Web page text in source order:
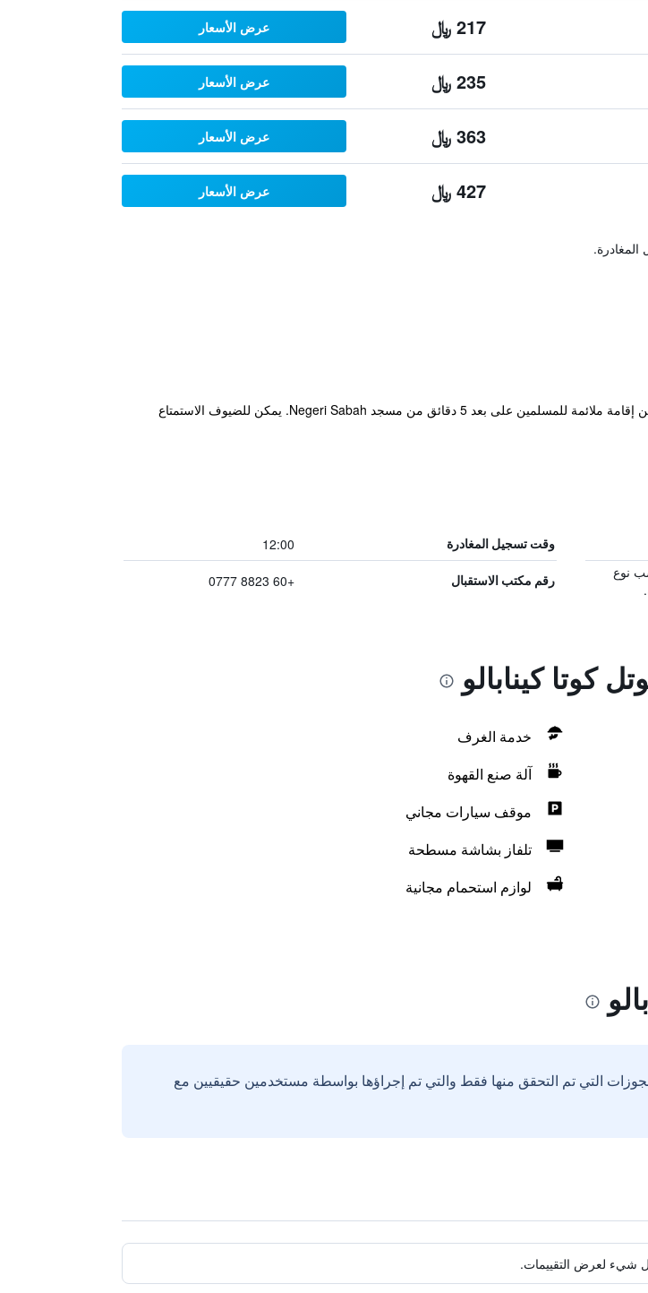
217 ﷼ عرض الأسعار
235 ﷼ عرض الأسعار
363 ﷼ عرض الأسعار
427 ﷼ عرض الأسعار
يقع Raia Hotel Kota Kinabalu على طول Jalan Sembulan، ويوفر أماكن إقامة ملائمة للمسلمين على بعد 5 دقائق من مسجد Negeri Sabah. يمكن للضيوف الاستمتاع
وقت تسجيل المغادرة 12:00
نوع
رقم مكتب الاستقبال +60 8823 0777
كوتا كينابالو
خدمة الغرف
آلة صنع القهوة
موقف سيارات مجاني
تلفاز بشاشة مسطحة
لوازم استحمام مجانية
التي تم التحقق منها فقط والتي تم إجراؤها بواسطة مستخدمين حقيقيين مع
شيء لعرض التقييمات.